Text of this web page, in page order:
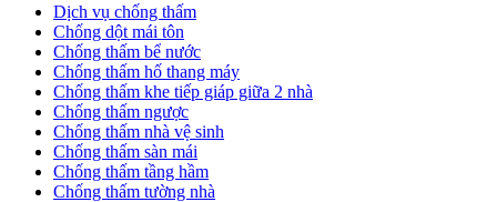
Dịch vụ chống thấm
Chống dột mái tôn
Chống thấm bể nước
Chống thấm hố thang máy
Chống thấm khe tiếp giáp giữa 2 nhà
Chống thấm ngược
Chống thấm nhà vệ sinh
Chống thấm sàn mái
Chống thấm tầng hầm
Chống thấm tường nhà